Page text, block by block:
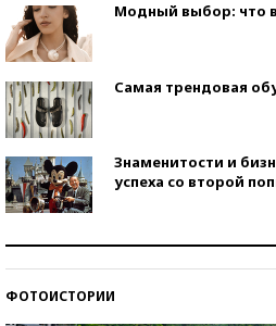
Модный выбор: что
Самая трендовая
Знаменитости и
успеха со второй
ФОТОИСТОРИИ